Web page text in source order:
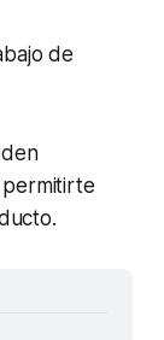
de